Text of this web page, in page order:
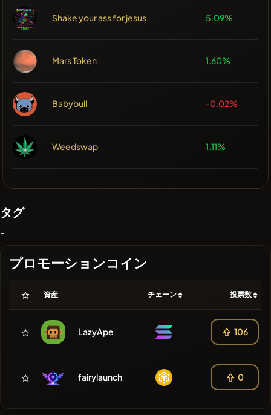
Shake your ass for jesus 5.09%
Mars Token 1.60%
Babybull -0.02%
Weedswap 1.11%
タグ
-
プロモーションコイン
資産 チェーン 投票数
LazyApe 106
fairylaunch 0